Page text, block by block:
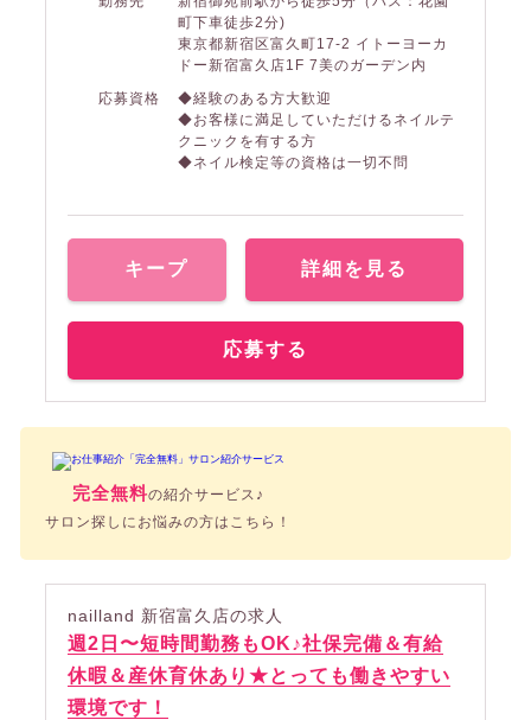
町下車徒歩2分)
東京都新宿区富久町17-2 イトーヨーカ
ドー新宿富久店1F 7美のガーデン内
応募資格
◆経験のある方大歓迎
◆お客様に満足していただけるネイルテ
クニックを有する方
◆ネイル検定等の資格は一切不問
キープ 詳細を見る
応募する
完全無料の紹介サービス♪
サロン探しにお悩みの方はこちら！
nailland 新宿富久店の求人
週2日〜短時間勤務もOK♪社保完備＆有給
休暇＆産休育休あり★とっても働きやすい
環境です！